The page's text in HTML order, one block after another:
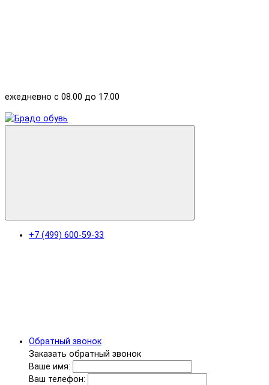
ежедневно с 08.00 до 17.00
+7 (499) 600-59-33
Обратный звонок
Заказать обратный звонок
Ваше имя:
Ваш телефон: